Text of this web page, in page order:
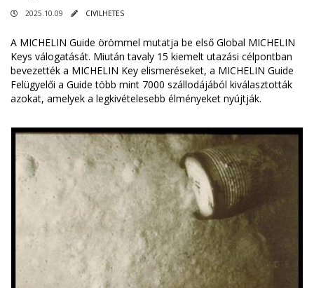
2025.10.09 CIVILHETES
A MICHELIN Guide örömmel mutatja be első Global MICHELIN
Keys válogatását. Miután tavaly 15 kiemelt utazási célpontban
bevezették a MICHELIN Key elismeréseket, a MICHELIN Guide
Felügyelői a Guide több mint 7000 szállodájából kiválasztották
azokat, amelyek a legkivételesebb élményeket nyújtják.